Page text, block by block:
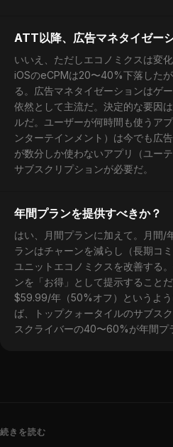
ATT以降、広告マネタイゼー
いいえ、ただしエコノミクスは変
iOSのeCPMは20〜40%下落した
る。広告マネタイゼーションはゲ
依然として主流だ。決定的な要因
ルだ。ユーザーが何時間も使うア
ンターテインメント）は今でも広
が数分しか使わないアプリ（ユー
サブスクリプションが必要だ。
年間プランを提供すべきか？
はい、月間プランに加えて。月間/
ランはチャーンを減らし（長期コ
ユニットエコノミクスを改善する
ンを「お得」として提示すること
$59.99/年（50%オフ）というよ
ば、トップクォータイルのサブス
スクライバーの40〜60%が年間プ
続きを読む